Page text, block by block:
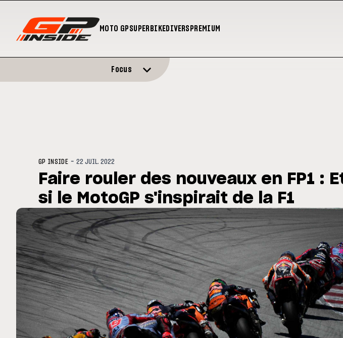
MOTO GPSUPERBIKEDIVERS PREMIUM
club spécial dans
Silverstone : Horaires et Programme du GP de
Grande-Bretagne
Zarco
Focus
GP INSIDE -22 JUIL. 2022
Faire rouler des nouveaux en FP1 :
si le MotoGP s'inspirait de la F1